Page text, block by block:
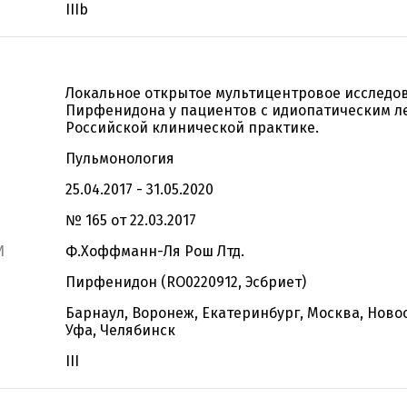
IIIb
Локальное открытое мультицентровое
Пирфенидона у пациентов с идиопатическим
Российской клинической практике.
Пульмонология
25.04.2017 - 31.05.2020
№ 165 от 22.03.2017
Ф.Хоффманн-Ля Рош Лтд.
Пирфенидон (RO0220912, Эсбриет)
Барнаул, Воронеж, Екатеринбург, Москва,
Уфа, Челябинск
III